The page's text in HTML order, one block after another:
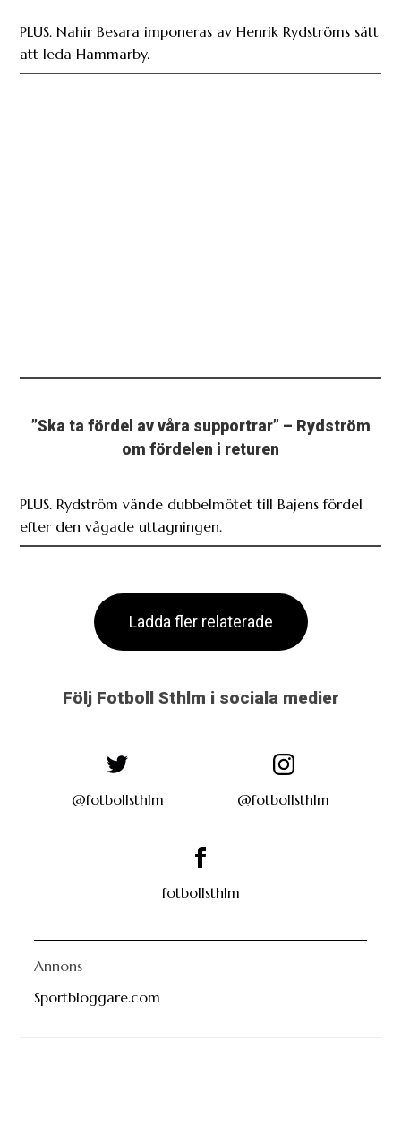
PLUS. Nahir Besara imponeras av Henrik Rydströms sätt
att leda Hammarby.
”Ska ta fördel av våra supportrar” – Rydström
om fördelen i returen
PLUS. Rydström vände dubbelmötet till Bajens fördel
efter den vågade uttagningen.
Ladda fler relaterade
Följ Fotboll Sthlm i sociala medier
@fotbollsthlm @fotbollsthlm
fotbollsthlm
Annons
Sportbloggare.com